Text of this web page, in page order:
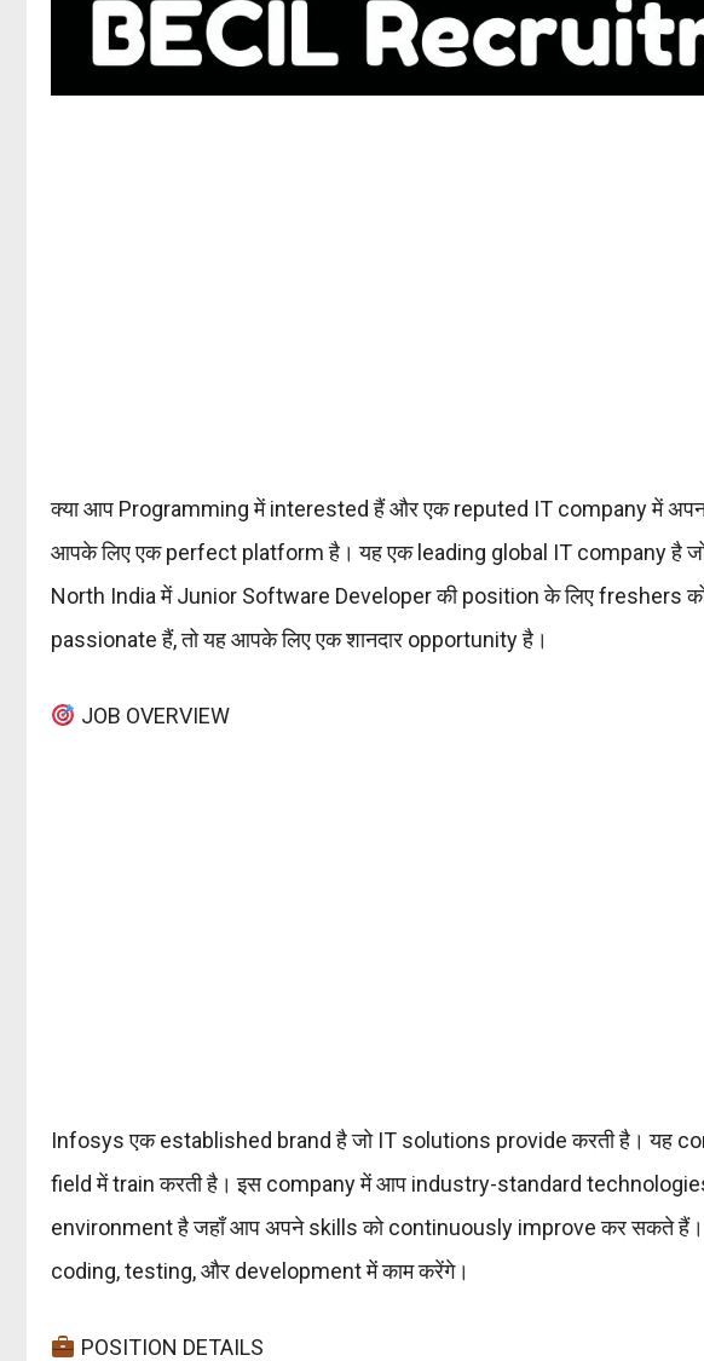
क्या आप Programming में interested हैं और एक reputed IT company में
आपके लिए एक perfect platform है। यह एक leading global IT company है
North India में Junior Software Developer की position के लिए freshers
passionate हैं, तो यह आपके लिए एक शानदार opportunity है।
JOB OVERVIEW
Infosys एक established brand है जो IT solutions provide करती है। यह
field में train करती है। इस company में आप industry-standard
environment है जहाँ आप अपने skills को continuously improve कर सकते
coding, testing, और development में काम करेंगे।
POSITION DETAILS